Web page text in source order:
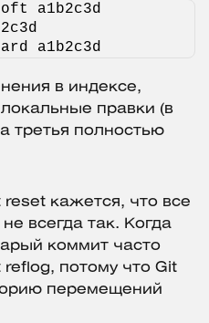
a1b2c3d
a1b2c3d
в индексе,
правки (в
третья полностью
кажется, что все
всегда так. Когда
коммит часто
потому что Git
перемещений